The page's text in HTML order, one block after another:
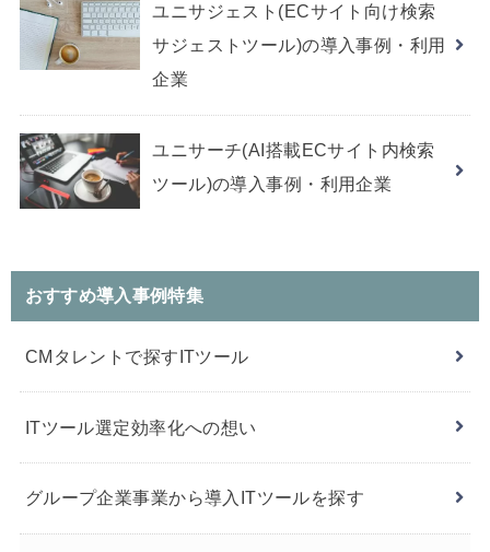
ユニサジェスト(ECサイト向け検索
サジェストツール)の導入事例・利用
企業
ユニサーチ(AI搭載ECサイト内検索
ツール)の導入事例・利用企業
おすすめ導入事例特集
CMタレントで探すITツール
ITツール選定効率化への想い
グループ企業事業から導入ITツールを探す